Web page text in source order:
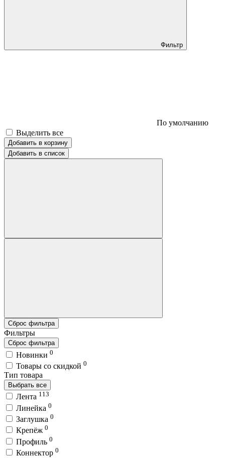
Фильтр
По умолчанию
Выделить все
Добавить в корзину
Добавить в список
Сброс фильтра
Фильтры
Сброс фильтра
Новинки 0
Товары со скидкой 0
Тип товара
Выбрать все
Лента 113
Линейка 0
Заглушка 0
Крепёж 0
Профиль 0
Коннектор 0